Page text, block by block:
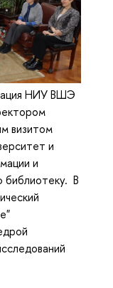
НИУ ВШЭ
визитом
и
и
библиотеку. В